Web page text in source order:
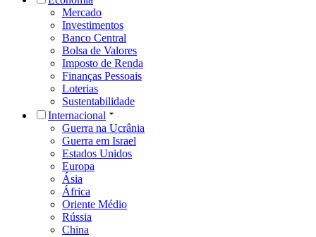
Mercado
Investimentos
Banco Central
Bolsa de Valores
Imposto de Renda
Finanças Pessoais
Loterias
Sustentabilidade
Internacional
Guerra na Ucrânia
Guerra em Israel
Estados Unidos
Europa
Ásia
África
Oriente Médio
Rússia
China